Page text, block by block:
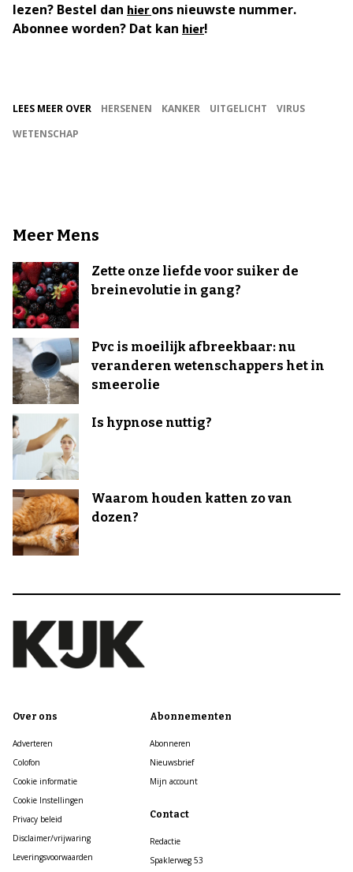
lezen? Bestel dan hierons nieuwste nummer.
Abonnee worden? Dat kan hier!
LEES MEER OVER HERSENEN KANKER UITGELICHT
VIRUS
WETENSCHAP
Meer Mens
Zette onze liefde voor suiker de
breinevolutie in gang?
Pvc is moeilijk afbreekbaar: nu
veranderen wetenschappers het in
smeerolie
Is hypnose nuttig?
Waarom houden katten zo van
dozen?
Over ons
Adverteren
Colofon
Cookie informatie
Cookie Instellingen
Privacy beleid
Disclaimer/vrijwaring
Leveringsvoorwaarden
Abonnementen
Abonneren
Nieuwsbrief
Mijn account
Contact
Redactie
Spaklerweg 53